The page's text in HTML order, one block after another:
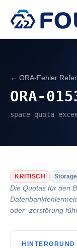
← ORA-Fehler
ORA-
space quota
KRITISCH Storage
Die Quotas für den
oder -zerstörung
HINTERGRUND